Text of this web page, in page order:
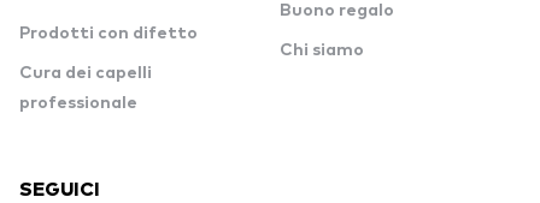
Prodotti con difetto
Cura dei capelli
professionale
Buono regalo
Chi siamo
SEGUICI